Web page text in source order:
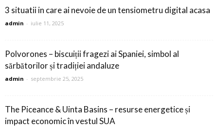
3 situatii in care ai nevoie de un tensiometru digital acasa
admin - iulie 11, 2025
Polvorones – biscuiții fragezi ai Spaniei, simbol al
sărbătorilor și tradiției andaluze
admin - septembrie 25, 2025
The Piceance & Uinta Basins – resurse energetice și
impact economic în vestul SUA